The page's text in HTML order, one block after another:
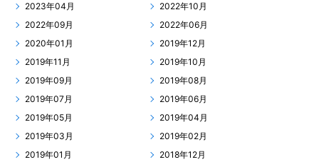
2023年04月
2022年10月
2022年09月
2022年06月
2020年01月
2019年12月
2019年11月
2019年10月
2019年09月
2019年08月
2019年07月
2019年06月
2019年05月
2019年04月
2019年03月
2019年02月
2019年01月
2018年12月